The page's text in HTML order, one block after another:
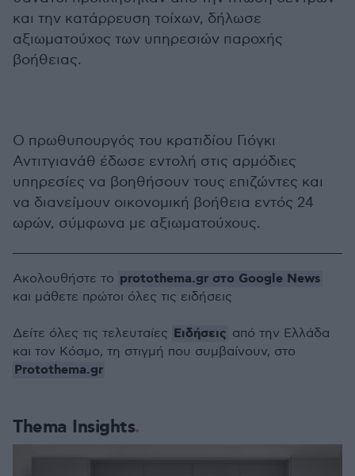
και την κατάρρευση τοίχων, δήλωσε
αξιωματούχος των υπηρεσιών παροχής
βοήθειας.
Ο πρωθυπουργός του κρατιδίου Γιόγκι
Αντιτγιανάθ έδωσε εντολή στις αρμόδιες
υπηρεσίες να βοηθήσουν τους επιζώντες και
να διανείμουν οικονομική βοήθεια εντός 24
ωρών, σύμφωνα με αξιωματούχους.
Thema Insights
Ακολουθήστε το protothema.gr στο Google News
και μάθετε πρώτοι όλες τις ειδήσεις
Δείτε όλες τις τελευταίες Ειδήσεις από την Ελλάδα
και τον Κόσμο, τη στιγμή που συμβαίνουν, στο
Protothema.gr